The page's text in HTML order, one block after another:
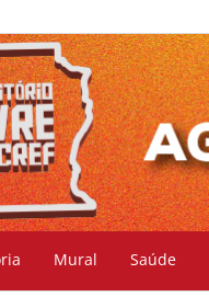
Mural Saúde